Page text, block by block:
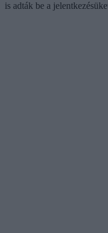
is adták be a